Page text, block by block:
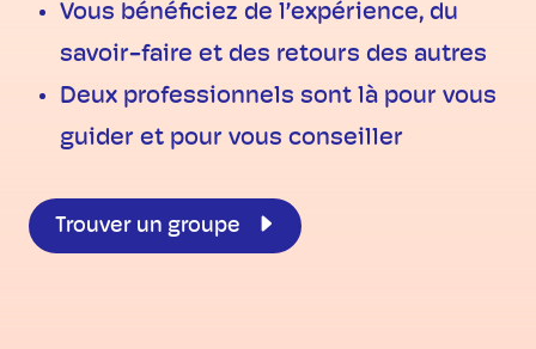
Vous bénéficiez de l’expérience, du
savoir-faire et des retours des autres
Deux professionnels sont là pour vous
guider et pour vous conseiller
Trouver un groupe